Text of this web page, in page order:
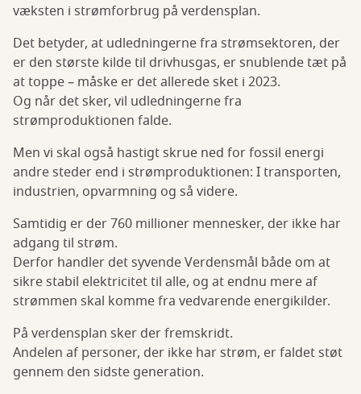
væksten i strømforbrug på verdensplan.
Det betyder, at udledningerne fra strømsektoren, der
er den største kilde til drivhusgas, er snublende tæt på
at toppe – måske er det allerede sket i 2023.
Og når det sker, vil udledningerne fra
strømproduktionen falde.
Men vi skal også hastigt skrue ned for fossil energi
andre steder end i strømproduktionen: I transporten,
industrien, opvarmning og så videre.
Samtidig er der 760 millioner mennesker, der ikke har
adgang til strøm.
Derfor handler det syvende Verdensmål både om at
sikre stabil elektricitet til alle, og at endnu mere af
strømmen skal komme fra vedvarende energikilder.
På verdensplan sker der fremskridt.
Andelen af personer, der ikke har strøm, er faldet støt
gennem den sidste generation.